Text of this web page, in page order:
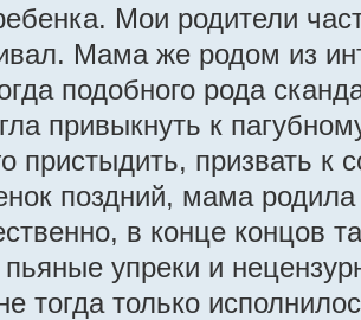
Мои родители
Мама же родом из
подобного рода
привыкнуть к
пристыдить, призвать к
поздний, мама
в конце концов
упреки и
тогда только